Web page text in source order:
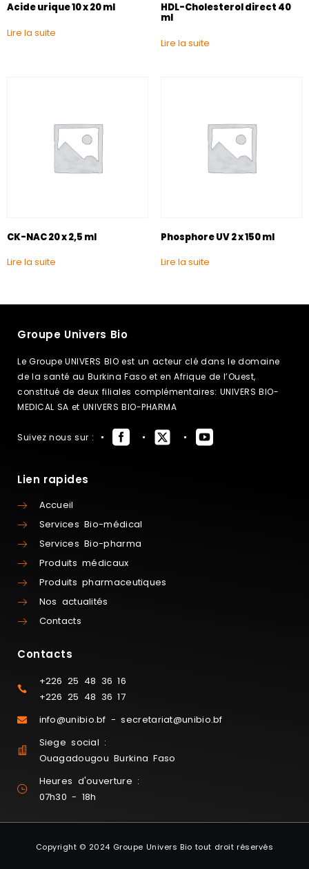
Acide urique 10 x 20 ml
Lire la suite
HDL-Cholesterol direct 40
ml
Lire la suite
CK-NAC 20 x 2,5 ml
Lire la suite
Phosphore UV 2 x 150 ml
Lire la suite
Groupe Univers Bio
Le Groupe UNIVERS BIO est un acteur clé dans le domaine
de la santé au Burkina Faso et en Afrique de l’Ouest,
constitué de deux filiales complémentaires: UNIVERS BIO-
MEDICAL SA et UNIVERS BIO-PHARMA
Suivez nous sur :
Lien rapides
Accueil
Services Bio-médical
Services Bio-pharma
Produits médicaux
Produits pharmaceutiques
Nos actualités
Contacts
Contacts
+226 25 48 36 16
+226 25 48 36 17
info@unibio.bf - secretariat@unibio.bf
Siege social :
Ouagadougou Burkina Faso
Heures d'ouverture :
07h30 - 18h
Copyright © 2024 Groupe Univers Bio tout droit réservés